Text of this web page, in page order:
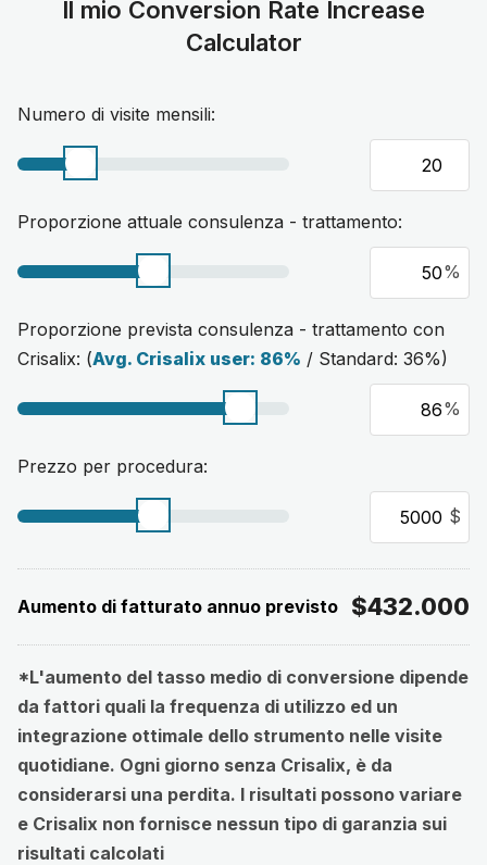
Il mio Conversion Rate Increase
Calculator
Numero di visite mensili:
Proporzione attuale consulenza - trattamento:
%
Proporzione prevista consulenza - trattamento con
Crisalix: (Avg. Crisalix user: 86% / Standard: 36%)
%
Prezzo per procedura:
$
Aumento di fatturato annuo previsto $432.000
*L'aumento del tasso medio di conversione dipende
da fattori quali la frequenza di utilizzo ed un
integrazione ottimale dello strumento nelle visite
quotidiane. Ogni giorno senza Crisalix, è da
considerarsi una perdita. I risultati possono variare
e Crisalix non fornisce nessun tipo di garanzia sui
risultati calcolati